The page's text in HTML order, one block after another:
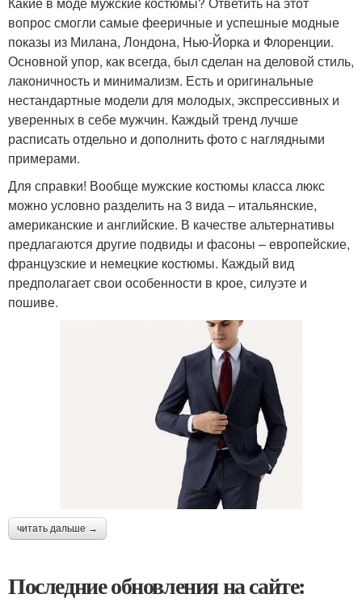
вопрос смогли самые фееричные и успешные модные
показы из Милана, Лондона, Нью-Йорка и Флоренции.
Основной упор, как всегда, был сделан на деловой стиль,
лаконичность и минимализм. Есть и оригинальные
нестандартные модели для молодых, экспрессивных и
уверенных в себе мужчин. Каждый тренд лучше
расписать отдельно и дополнить фото с наглядными
примерами.
Для справки! Вообще мужские костюмы класса люкс
можно условно разделить на 3 вида – итальянские,
американские и английские. В качестве альтернативы
предлагаются другие подвиды и фасоны – европейские,
французские и немецкие костюмы. Каждый вид
предполагает свои особенности в крое, силуэте и
пошиве.
читать дальше →
Последние обновления на сайте: